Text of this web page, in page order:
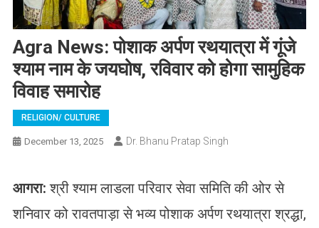
Agra News: पोशाक अर्पण रथयात्रा में गूंजे
श्याम नाम के जयघोष, रविवार को होगा सामुहिक
विवाह समारोह
RELIGION/ CULTURE
December 13, 2025 Dr. Bhanu Pratap Singh
आगरा:श्री श्याम लाडला परिवार सेवा समिति की ओर से
शनिवार को रावतपाड़ा से भव्य पोशाक अर्पण रथयात्रा श्रद्धा,